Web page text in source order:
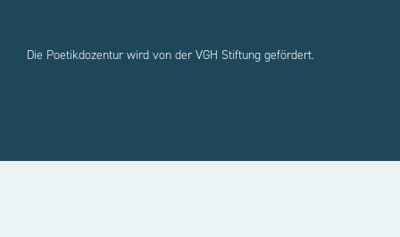
Die Poetikdozentur wird von der VGH Stiftung gefördert.